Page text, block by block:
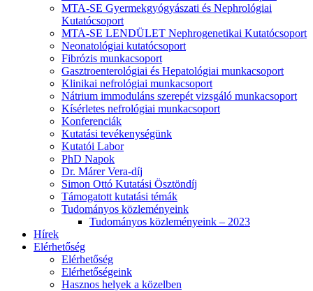
MTA-SE Gyermekgyógyászati és Nephrológiai
Kutatócsoport
MTA-SE LENDÜLET Nephrogenetikai Kutatócsoport
Neonatológiai kutatócsoport
Fibrózis munkacsoport
Gasztroenterológiai és Hepatológiai munkacsoport
Klinikai nefrológiai munkacsoport
Nátrium immoduláns szerepét vizsgáló munkacsoport
Kísérletes nefrológiai munkacsoport
Konferenciák
Kutatási tevékenységünk
Kutatói Labor
PhD Napok
Dr. Márer Vera-díj
Simon Ottó Kutatási Ösztöndíj
Támogatott kutatási témák
Tudományos közleményeink
Tudományos közleményeink – 2023
Hírek
Elérhetőség
Elérhetőség
Elérhetőségeink
Hasznos helyek a közelben